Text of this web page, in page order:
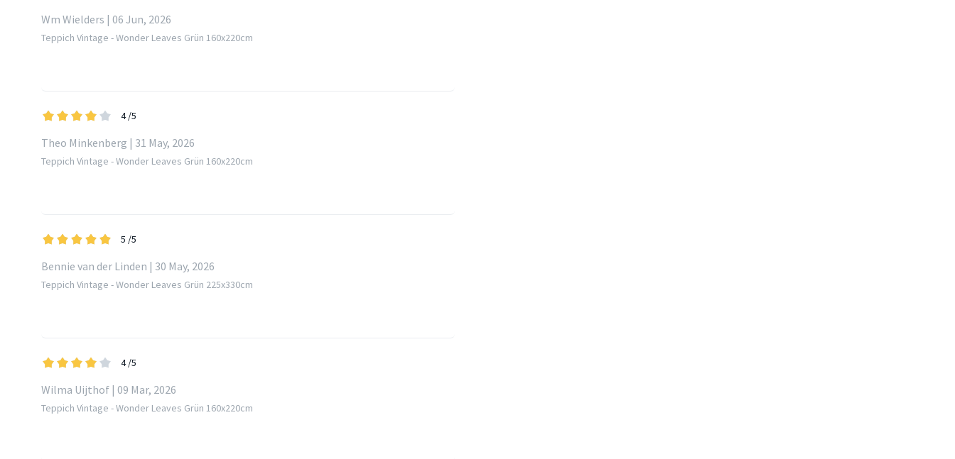
Wm Wielders | 06 Jun, 2026
Teppich Vintage - Wonder Leaves Grün 160x220cm
4 /5
Theo Minkenberg | 31 May, 2026
Teppich Vintage - Wonder Leaves Grün 160x220cm
5 /5
Bennie van der Linden | 30 May, 2026
Teppich Vintage - Wonder Leaves Grün 225x330cm
4 /5
Wilma Uijthof | 09 Mar, 2026
Teppich Vintage - Wonder Leaves Grün 160x220cm